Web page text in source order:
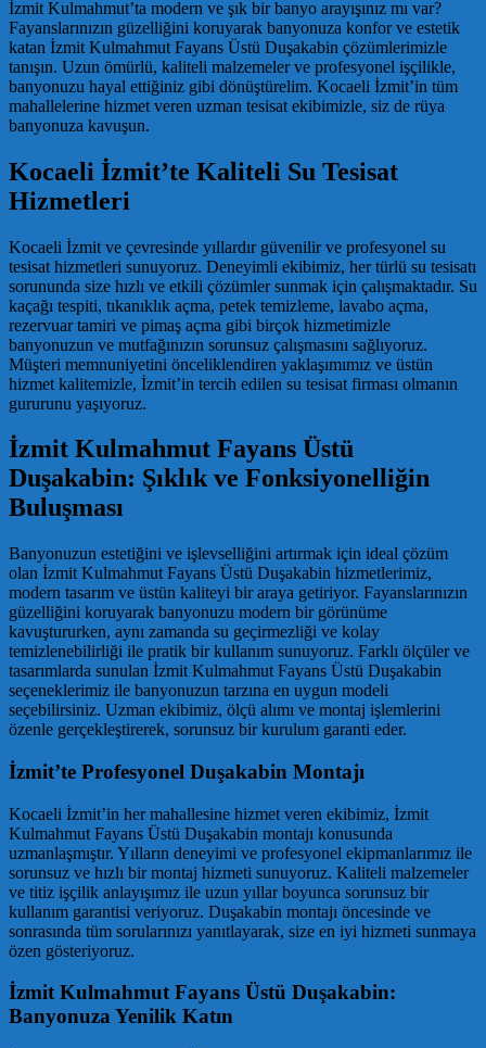
İzmit Kulmahmut’ta modern ve şık bir banyo arayışınız mı var?
Fayanslarınızın güzelliğini koruyarak banyonuza konfor ve estetik
katan İzmit Kulmahmut Fayans Üstü Duşakabin çözümlerimizle
tanışın. Uzun ömürlü, kaliteli malzemeler ve profesyonel işçilikle,
banyonuzu hayal ettiğiniz gibi dönüştürelim. Kocaeli İzmit’in tüm
mahallelerine hizmet veren uzman tesisat ekibimizle, siz de rüya
banyonuza kavuşun.
Kocaeli İzmit’te Kaliteli Su Tesisat
Hizmetleri
Kocaeli İzmit ve çevresinde yıllardır güvenilir ve profesyonel su
tesisat hizmetleri sunuyoruz. Deneyimli ekibimiz, her türlü su tesisatı
sorununda size hızlı ve etkili çözümler sunmak için çalışmaktadır. Su
kaçağı tespiti, tıkanıklık açma, petek temizleme, lavabo açma,
rezervuar tamiri ve pimaş açma gibi birçok hizmetimizle
banyonuzun ve mutfağınızın sorunsuz çalışmasını sağlıyoruz.
Müşteri memnuniyetini önceliklendiren yaklaşımımız ve üstün
hizmet kalitemizle, İzmit’in tercih edilen su tesisat firması olmanın
gururunu yaşıyoruz.
İzmit Kulmahmut Fayans Üstü
Duşakabin: Şıklık ve Fonksiyonelliğin
Buluşması
Banyonuzun estetiğini ve işlevselliğini artırmak için ideal çözüm
olan İzmit Kulmahmut Fayans Üstü Duşakabin hizmetlerimiz,
modern tasarım ve üstün kaliteyi bir araya getiriyor. Fayanslarınızın
güzelliğini koruyarak banyonuzu modern bir görünüme
kavuştururken, aynı zamanda su geçirmezliği ve kolay
temizlenebilirliği ile pratik bir kullanım sunuyoruz. Farklı ölçüler ve
tasarımlarda sunulan İzmit Kulmahmut Fayans Üstü Duşakabin
seçeneklerimiz ile banyonuzun tarzına en uygun modeli
seçebilirsiniz. Uzman ekibimiz, ölçü alımı ve montaj işlemlerini
özenle gerçekleştirerek, sorunsuz bir kurulum garanti eder.
İzmit’te Profesyonel Duşakabin Montajı
Kocaeli İzmit’in her mahallesine hizmet veren ekibimiz, İzmit
Kulmahmut Fayans Üstü Duşakabin montajı konusunda
uzmanlaşmıştır. Yılların deneyimi ve profesyonel ekipmanlarımız ile
sorunsuz ve hızlı bir montaj hizmeti sunuyoruz. Kaliteli malzemeler
ve titiz işçilik anlayışımız ile uzun yıllar boyunca sorunsuz bir
kullanım garantisi veriyoruz. Duşakabin montajı öncesinde ve
sonrasında tüm sorularınızı yanıtlayarak, size en iyi hizmeti sunmaya
özen gösteriyoruz.
İzmit Kulmahmut Fayans Üstü Duşakabin:
Banyonuza Yenilik Katın